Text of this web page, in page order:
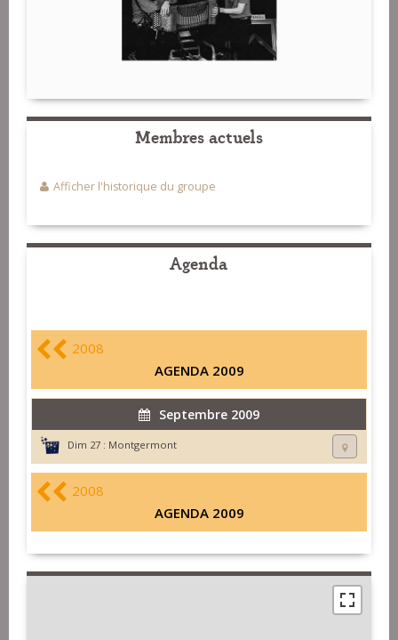
Membres actuels
Afficher l'historique du groupe
Agenda
2008
AGENDA 2009
Septembre 2009
Dim 27 : Montgermont
2008
AGENDA 2009